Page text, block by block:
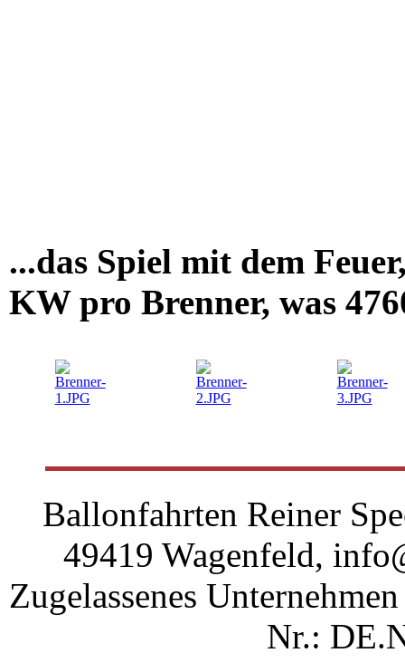
...das Spiel mit dem
KW pro Brenner, was
Ballonfahrten Reiner
49419 Wagenfeld,
Zugelassenes
Nr.: